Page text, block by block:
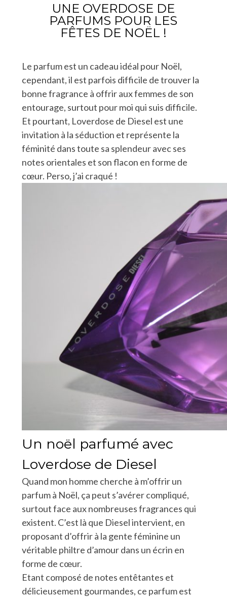
UNE OVERDOSE DE
PARFUMS POUR LES
FÊTES DE NOËL !
Le parfum est un cadeau idéal pour Noël,
cependant, il est parfois difficile de trouver la
bonne fragrance à offrir aux femmes de son
entourage, surtout pour moi qui suis difficile.
Et pourtant, Loverdose de Diesel est une
invitation à la séduction et représente la
féminité dans toute sa splendeur avec ses
notes orientales et son flacon en forme de
cœur. Perso, j’ai craqué !
Un noël parfumé avec
Loverdose de Diesel
Quand mon homme cherche à m’offrir un
parfum à Noël, ça peut s’avérer compliqué,
surtout face aux nombreuses fragrances qui
existent. C’est là que Diesel intervient, en
proposant d’offrir à la gente féminine un
véritable philtre d’amour dans un écrin en
forme de cœur.
Etant composé de notes entêtantes et
délicieusement gourmandes, ce parfum est